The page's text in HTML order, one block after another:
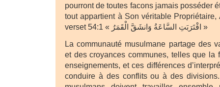
pourront de toutes facons jamais posséder
tout appartient à Son véritable
verset 54:1 « اقْتَرَبَتِ السَّاعَةُ وَانشَقَّ الْقَمَرُ »
La communauté musulmane partage des
et des croyances communes, telles que la
enseignements, et ces différences
conduire à des conflits ou à des